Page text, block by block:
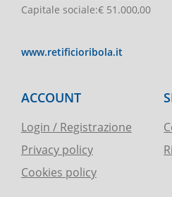
Capitale sociale:€ 51.000,00
www.retificioribola.it
ACCOUNT
Login / Registrazione
Privacy policy
Cookies policy